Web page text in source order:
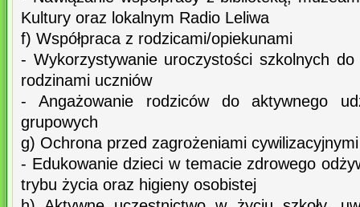
Kultury oraz lokalnym Radio Leliwa
f) Współpraca z rodzicami/opiekunami
- Wykorzystywanie uroczystości szkolnych do
rodzinami uczniów
- Angażowanie rodziców do aktywnego
grupowych
g) Ochrona przed zagrożeniami
- Edukowanie dzieci w temacie zdrowego
trybu życia oraz higieny osobistej